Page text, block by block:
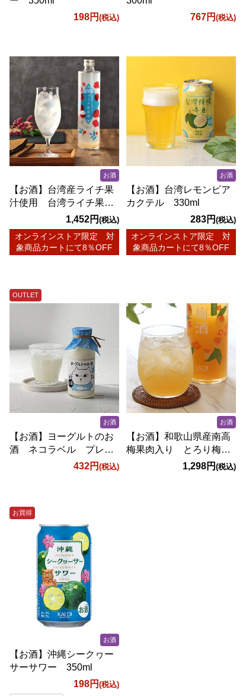
198円(税込)
767円 (税込)
お酒
【お酒】台湾産ライチ果
汁使用 台湾ライチ果実
1,452円(税込)
オンラインストア限定 対
象商品カートにて8％OFF
お酒
【お酒】台湾レモンビア
カクテル 330ml
283円 (税込)
オンラインストア限定 対
象商品カートにて8％OFF
OUTLET
お酒
【お酒】ヨーグルトのお
酒 ネコラベル プレー
ン 160ml【オンライン
432円(税込)
お酒
【お酒】和歌山県産南高
梅果肉入り とろり梅
1,298円 (税込)
お買得
お酒
【お酒】沖縄シークヮー
サーサワー 350ml
198円(税込)